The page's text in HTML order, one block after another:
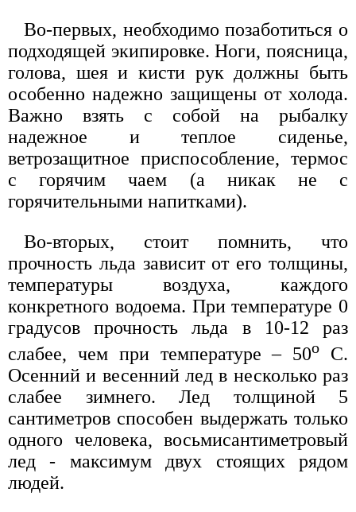
Во-первых, необходимо позаботиться о
подходящей экипировке. Ноги, поясница,
голова, шея и кисти рук должны быть
особенно надежно защищены от холода.
Важно взять с собой на рыбалку
надежное и теплое сиденье,
ветрозащитное приспособление, термос
с горячим чаем (а никак не с
горячительными напитками).
Во-вторых, стоит помнить, что
прочность льда зависит от его толщины,
температуры воздуха, каждого
конкретного водоема. При температуре 0
градусов прочность льда в 10-12 раз
слабее, чем при температуре – 50о С.
Осенний и весенний лед в несколько раз
слабее зимнего. Лед толщиной 5
сантиметров способен выдержать только
одного человека, восьмисантиметровый
лед - максимум двух стоящих рядом
людей.